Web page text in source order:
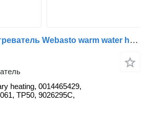
Автономный обогреватель Webasto warm water heater 014465129 для тягача Mercedes-Benz Actros MP4 EURO5, EURO6
heating, 0014465429,
TP50, 9026295C,